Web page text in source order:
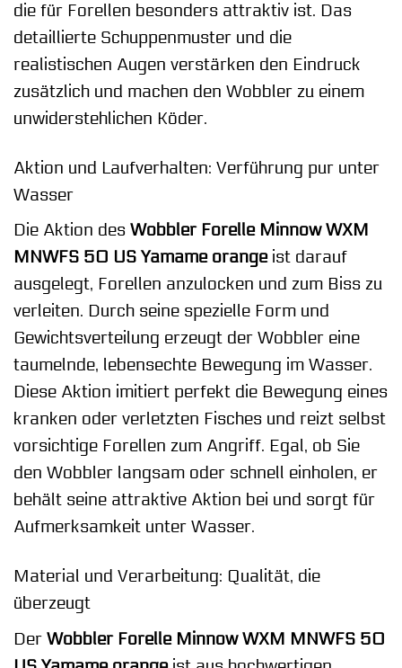
die für Forellen besonders attraktiv ist. Das
detaillierte Schuppenmuster und die
realistischen Augen verstärken den Eindruck
zusätzlich und machen den Wobbler zu einem
unwiderstehlichen Köder.
Aktion und Laufverhalten: Verführung pur unter
Wasser
Die Aktion des Wobbler Forelle Minnow WXM
MNWFS 50 US Yamame orangeist darauf
ausgelegt, Forellen anzulocken und zum Biss zu
verleiten. Durch seine spezielle Form und
Gewichtsverteilung erzeugt der Wobbler eine
taumelnde, lebensechte Bewegung im Wasser.
Diese Aktion imitiert perfekt die Bewegung eines
kranken oder verletzten Fisches und reizt selbst
vorsichtige Forellen zum Angriff. Egal, ob Sie
den Wobbler langsam oder schnell einholen, er
behält seine attraktive Aktion bei und sorgt für
Aufmerksamkeit unter Wasser.
Material und Verarbeitung: Qualität, die
überzeugt
Der Wobbler Forelle Minnow WXM MNWFS 50